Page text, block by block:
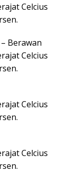
Celcius
– Berawan
Celcius
Celcius
Celcius